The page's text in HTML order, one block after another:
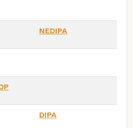
NEDIPA
DIPA